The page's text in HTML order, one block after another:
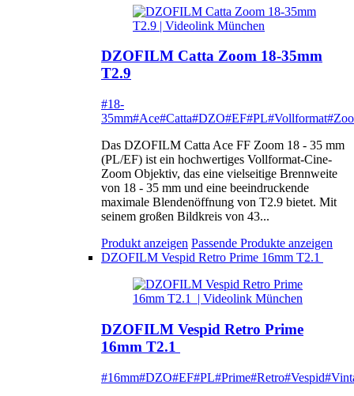
DZOFILM Catta Zoom 18-35mm
T2.9
#18-
35mm#Ace#Catta#DZO#EF#PL#Vollformat
Das DZOFILM Catta Ace FF Zoom 18 - 35 mm
(PL/EF) ist ein hochwertiges Vollformat-Cine-
Zoom Objektiv, das eine vielseitige Brennweite
von 18 - 35 mm und eine beeindruckende
maximale Blendenöffnung von T2.9 bietet. Mit
seinem großen Bildkreis von 43...
Produkt anzeigen Passende Produkte anzeigen
DZOFILM Vespid Retro Prime 16mm T2.1
DZOFILM Vespid Retro Prime
16mm T2.1
#16mm#DZO#EF#PL#Prime#Retro#Vespid